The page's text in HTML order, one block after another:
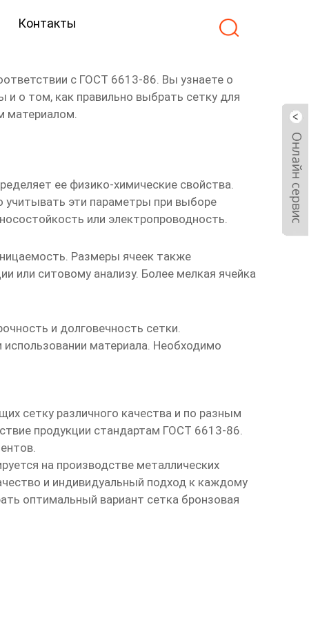
Контакты
с ГОСТ 6613-86. Вы узнаете о
и о том, как правильно выбрать сетку для
материалом.
ее физико-химические свойства.
учитывать эти параметры при выборе
или электропроводность.
Размеры ячеек также
или ситовому анализу. Более мелкая ячейка
и долговечность сетки.
материала. Необходимо
сетку различного качества и по разным
продукции стандартам ГОСТ 6613-86.
на производстве металлических
и индивидуальный подход к каждому
оптимальный вариант сетка бронзовая